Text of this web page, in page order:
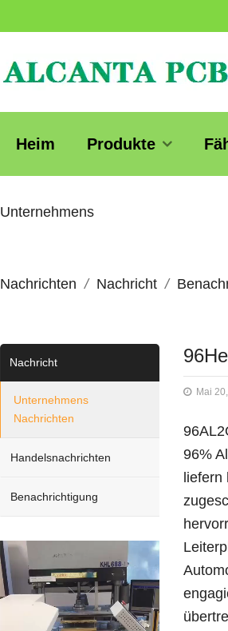
Heim Produkte
Unternehmens
Nachrichten Nachricht
Mai
96%
Nachricht
Unternehmens
Nachrichten
Handelsnachrichten
Benachrichtigung
Video
Player